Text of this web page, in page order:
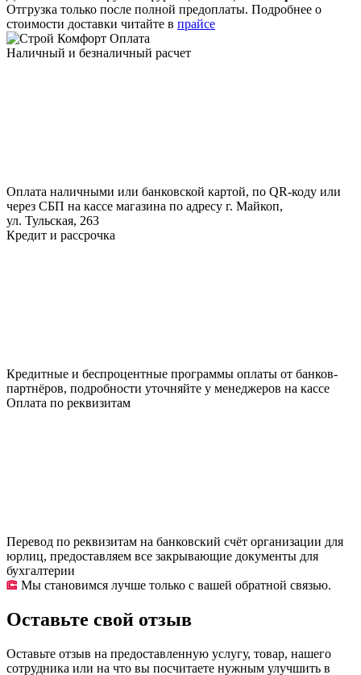
Отгрузка только после полной предоплаты. Подробнее о
стоимости доставки читайте в прайсе
Оплата
Наличный и безналичный расчет
Оплата наличными или банковской картой, по QR-коду или
через СБП на кассе магазина по адресу г. Майкоп,
ул. Тульская, 263
Кредит и рассрочка
Кредитные и беспроцентные программы оплаты от банков-
партнёров, подробности уточняйте у менеджеров на кассе
Оплата по реквизитам
Перевод по реквизитам на банковский счёт организации для
юрлиц, предоставляем все закрывающие документы для
бухгалтерии
Мы становимся лучше только с вашей обратной связью.
Оставьте свой отзыв
Оставьте отзыв на предоставленную услугу, товар, нашего
сотрудника или на что вы посчитаете нужным улучшить в